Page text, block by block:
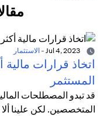
- الاستثمار
اتخاذ قرارات
المستثمر
قد تبدو المصطلحات
المتخصصين. لكن علينا